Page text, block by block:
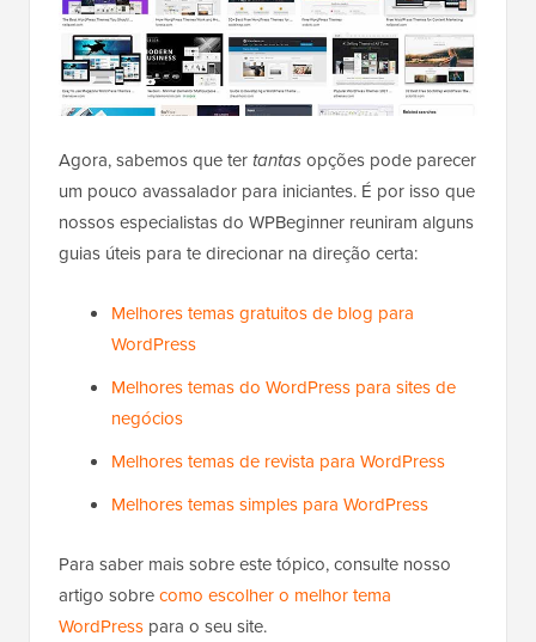
Agora, sabemos que tertantasopções pode parecer
um pouco avassalador para iniciantes. É por isso que
nossos especialistas do WPBeginner reuniram alguns
guias úteis para te direcionar na direção certa:
Melhores temas gratuitos de blog para
WordPress
Melhores temas do WordPress para sites de
negócios
Melhores temas de revista para WordPress
Melhores temas simples para WordPress
Para saber mais sobre este tópico, consulte nosso
artigo sobrecomo escolher o melhor tema
WordPress para o seu site.